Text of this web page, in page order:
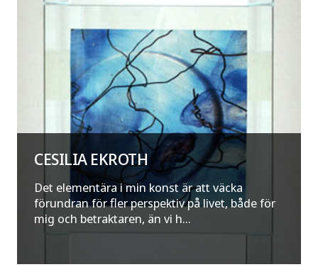
CESILIA EKROTH
Det elementära i min konst är att väcka
förundran för fler perspektiv på livet, både för
mig och betraktaren, än vi h...